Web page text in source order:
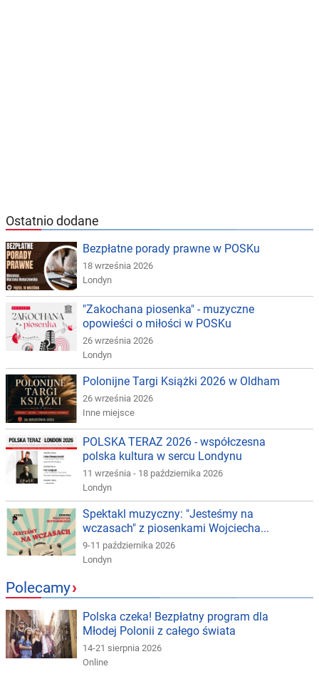
Ostatnio dodane
Bezpłatne porady prawne w POSKu
18 września 2026
Londyn
"Zakochana piosenka" - muzyczne
opowieści o miłości w POSKu
26 września 2026
Londyn
Polonijne Targi Książki 2026 w Oldham
26 września 2026
Inne miejsce
POLSKA TERAZ 2026 - współczesna
polska kultura w sercu Londynu
11 września - 18 października 2026
Londyn
Spektakl muzyczny: "Jesteśmy na
wczasach" z piosenkami Wojciecha...
9-11 października 2026
Londyn
Polecamy›
Polska czeka! Bezpłatny program dla
Młodej Polonii z całego świata
14-21 sierpnia 2026
Online